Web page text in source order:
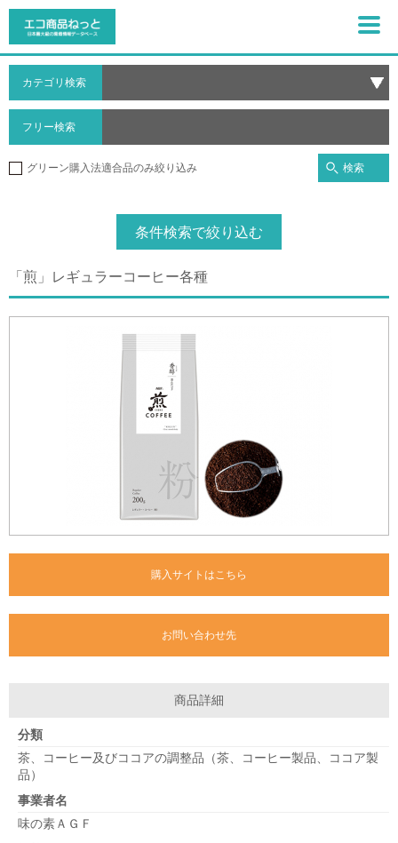
カテゴリ検索
フリー検索
グリーン購入法適合品のみ絞り込み 検索
条件検索で絞り込む
「煎」レギュラーコーヒー各種
購入サイトはこちら
お問い合わせ先
商品詳細
分類
茶、コーヒー及びココアの調整品（茶、コーヒー製品、ココア製
品）
事業者名
味の素ＡＧＦ